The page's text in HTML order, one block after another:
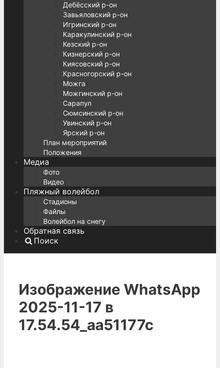
Дебёсский р-он
Завьяловский р-он
Игринский р-он
Каракулинский р-он
Кезский р-он
Кизнерский р-он
Киясовский р-он
Красногорский р-он
Можга
Можгинский р-он
Сарапул
Сюмсинский р-он
Увинский р-он
Ярский р-он
План мероприятий
Положения
Медиа
Фото
Видео
Пляжный волейбол
Стадионы
Файлы
Волейбол на снегу
Обратная связь
Поиск
Изображение WhatsApp
2025-11-17 в
17.54.54_aa51177c